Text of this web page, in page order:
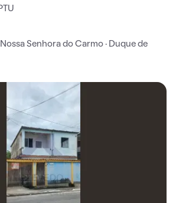
Senhora do Carmo · Duque de